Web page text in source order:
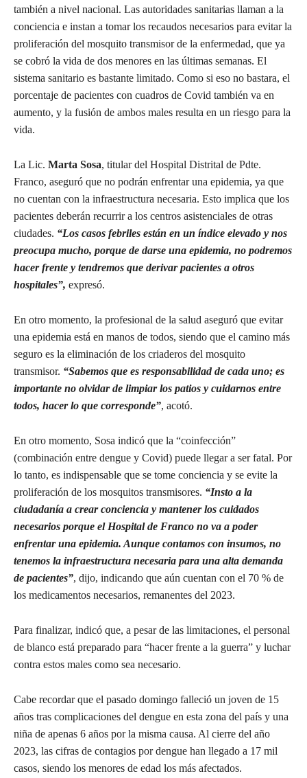
también a nivel nacional. Las autoridades sanitarias llaman a la
conciencia e instan a tomar los recaudos necesarios para evitar la
proliferación del mosquito transmisor de la enfermedad, que ya
se cobró la vida de dos menores en las últimas semanas. El
sistema sanitario es bastante limitado. Como si eso no bastara, el
porcentaje de pacientes con cuadros de Covid también va en
aumento, y la fusión de ambos males resulta en un riesgo para la
vida.
La Lic. Marta Sosa, titular del Hospital Distrital de Pdte.
Franco, aseguró que no podrán enfrentar una epidemia, ya que
no cuentan con la infraestructura necesaria. Esto implica que los
pacientes deberán recurrir a los centros asistenciales de otras
ciudades. “Los casos febriles están en un índice elevado y nos
preocupa mucho, porque de darse una epidemia, no podremos
hacer frente y tendremos que derivar pacientes a otros
hospitales”, expresó.
En otro momento, la profesional de la salud aseguró que evitar
una epidemia está en manos de todos, siendo que el camino más
seguro es la eliminación de los criaderos del mosquito
transmisor. “Sabemos que es responsabilidad de cada uno; es
importante no olvidar de limpiar los patios y cuidarnos entre
todos, hacer lo que corresponde”, acotó.
En otro momento, Sosa indicó que la “coinfección”
(combinación entre dengue y Covid) puede llegar a ser fatal. Por
lo tanto, es indispensable que se tome conciencia y se evite la
proliferación de los mosquitos transmisores. “Insto a la
ciudadanía a crear conciencia y mantener los cuidados
necesarios porque el Hospital de Franco no va a poder
enfrentar una epidemia. Aunque contamos con insumos, no
tenemos la infraestructura necesaria para una alta demanda
de pacientes”, dijo, indicando que aún cuentan con el 70 % de
los medicamentos necesarios, remanentes del 2023.
Para finalizar, indicó que, a pesar de las limitaciones, el personal
de blanco está preparado para “hacer frente a la guerra” y luchar
contra estos males como sea necesario.
Cabe recordar que el pasado domingo falleció un joven de 15
años tras complicaciones del dengue en esta zona del país y una
niña de apenas 6 años por la misma causa. Al cierre del año
2023, las cifras de contagios por dengue han llegado a 17 mil
casos, siendo los menores de edad los más afectados.